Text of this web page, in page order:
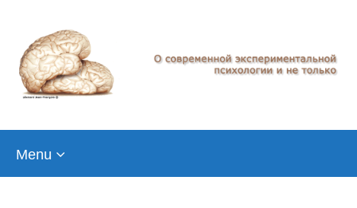
Menu